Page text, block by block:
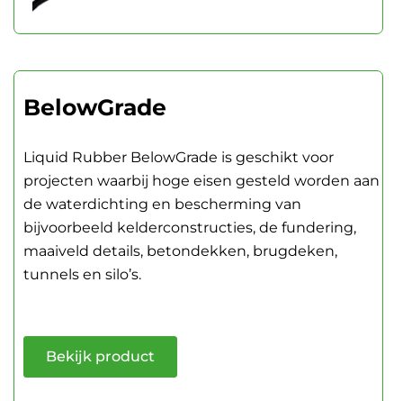
BelowGrade
Liquid Rubber BelowGrade is geschikt voor
projecten waarbij hoge eisen gesteld worden aan
de waterdichting en bescherming van
bijvoorbeeld kelderconstructies, de fundering,
maaiveld details, betondekken, brugdeken,
tunnels en silo’s.
Bekijk product